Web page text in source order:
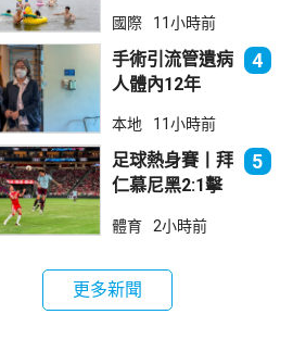
國際 11小時前
手術引流管遺病
人體內12年
業失當除牌1個
月
4
本地 11小時前
足球熱身賽丨拜
仁慕尼黑2:1擊
5
體育 2小時前
更多新聞